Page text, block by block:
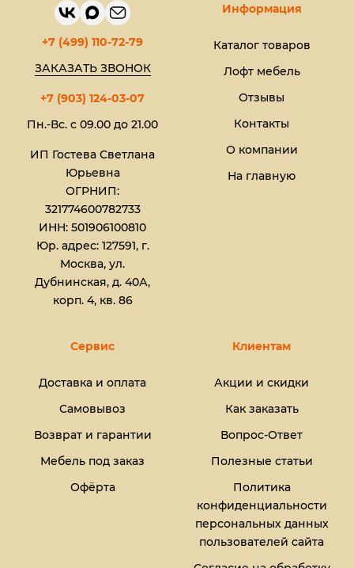
+7 (499) 110-72-79
ЗАКАЗАТЬ ЗВОНОК
+7 (903) 124-03-07
Пн.-Вс. с 09.00 до 21.00
ИП Гостева Светлана
Юрьевна​
ОГРНИП:
321774600782733
ИНН: 501906100810
Юр. адрес: 127591, г.
Москва, ул.
Дубнинская, д. 40А,
корп. 4, кв. 86
Информация
Каталог товаров
Лофт мебель
Отзывы
Контакты
О компании
На главную
Сервис
Доставка и оплата
Самовывоз
Возврат и гарантии
Мебель под заказ
Офёрта
Клиентам
Акции и скидки
Как заказать
Вопрос-Ответ
Полезные статьи
Политика
конфиденциальности
персональных данных
пользователей сайта